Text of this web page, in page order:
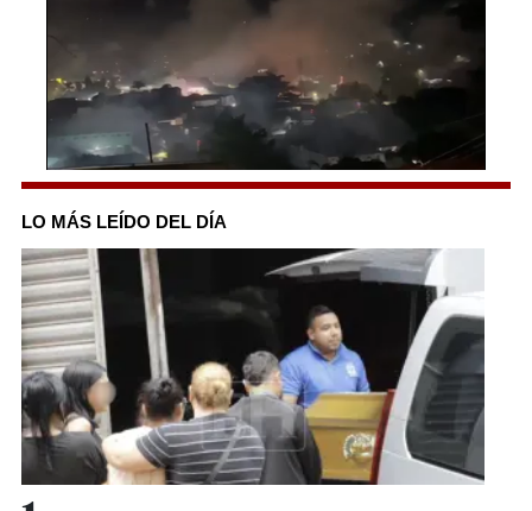
0
of
1
minute,
14
seconds
LO MÁS LEÍDO DEL DÍA